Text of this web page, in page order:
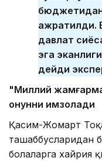
бюджетидан
ажратилди.
давлат
эга
дейди
"Миллий
қонунни имзолади
Қасим-Жомарт
ташаббусларидан
болаларга хайрия